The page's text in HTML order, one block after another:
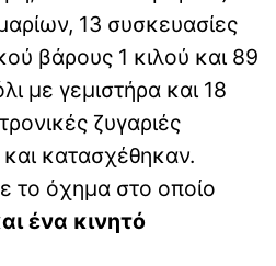
13 συσκευασίες
βάρους 1 κιλού και 89
με γεμιστήρα και 18
ζυγαριές
και κατασχέθηκαν.
το όχημα στο οποίο
ένα κινητό